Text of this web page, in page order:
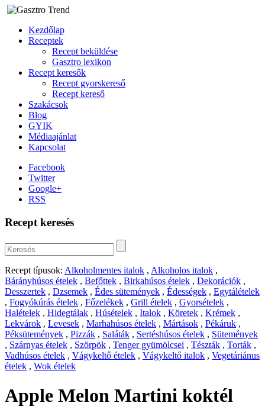
Kezdőlap
Receptek
Recept beküldése
Gasztro lexikon
Recept keresők
Recept gyorskereső
Recept kereső
Szakácsok
Blog
GYIK
Médiaajánlat
Kapcsolat
Facebook
Twitter
Google+
RSS
Recept keresés
Recept típusok: Alkoholmentes italok , Alkoholos italok ,
Bárányhúsos ételek , Befőttek , Birkahúsos ételek , Dekorációk ,
Desszertek , Dzsemek , Édes sütemények , Édességek , Egytálételek
, Fogyókúrás ételek , Főzelékek , Grill ételek , Gyorsételek ,
Halételek , Hidegtálak , Húsételek , Italok , Köretek , Krémek ,
Lekvárok , Levesek , Marhahúsos ételek , Mártások , Pékáruk ,
Péksütemények , Pizzák , Saláták , Sertéshúsos ételek , Sütemények
, Szárnyas ételek , Szörpök , Tenger gyümölcsei , Tészták , Torták ,
Vadhúsos ételek , Vágykeltő ételek , Vágykeltő italok , Vegetáriánus
ételek , Wok ételek
Apple Melon Martini koktél